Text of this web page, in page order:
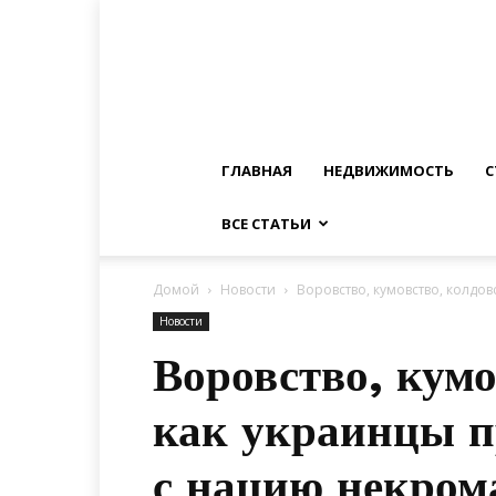
ГЛАВНАЯ НЕДВИЖИМОСТЬ
ВСЕ СТАТЬИ
Домой Новости Воровство, кумовство,
Новости
Воровство,
как украинцы